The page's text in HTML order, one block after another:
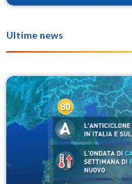
Ultime news